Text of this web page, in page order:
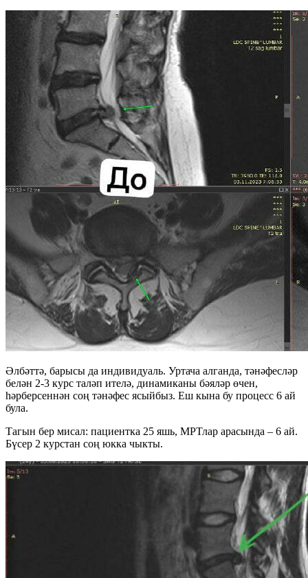
Әлбәттә, барысы да индивидуаль. Уртача алганда, тәнәфесләр
белән 2-3 курс таләп ителә, динамиканы бәяләр өчен,
һәрберсеннән соң тәнәфес ясыйбыз. Еш кына бу процесс 6 ай
була.
Тагын бер мисал: пациентка 25 яшь, МРТлар арасында – 6 ай.
Бүсер 2 курстан соң юкка чыкты.